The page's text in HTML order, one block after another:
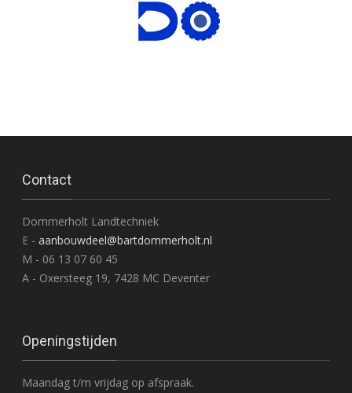
Contact
Dommerholt Landtechniek
E - aanbouwdeel@bartdommerholt.nl
M - 06 13 07 60 45
A - Oxersteeg 19, 7428 MC Deventer
Openingstijden
Maandag t/m vrijdag op afspraak.